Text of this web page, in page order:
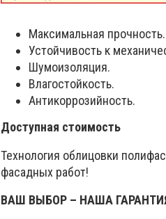
Максимальная прочность.
Устойчивость к
Шумоизоляция.
Влагостойкость.
Антикоррозийность.
Доступная стоимость
Технология облицовки
фасадных работ!
ВАШ ВЫБОР – НАША